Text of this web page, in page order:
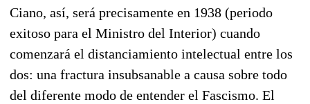
Ciano, así, será precisamente en 1938 (periodo
exitoso para el Ministro del Interior) cuando
comenzará el distanciamiento intelectual entre los
dos: una fractura insubsanable a causa sobre todo
del diferente modo de entender el Fascismo. El